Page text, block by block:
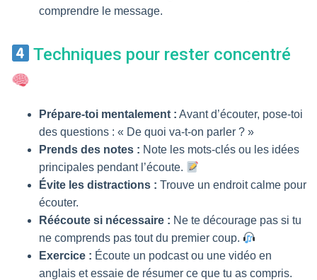
comprendre le message.
Techniques pour rester concentré
Prépare-toi mentalement : Avant d’écouter, pose-toi
des questions : « De quoi va-t-on parler ? »
Prends des notes : Note les mots-clés ou les idées
principales pendant l’écoute.
Évite les distractions : Trouve un endroit calme pour
écouter.
Réécoute si nécessaire : Ne te décourage pas si tu
ne comprends pas tout du premier coup.
Exercice : Écoute un podcast ou une vidéo en
anglais et essaie de résumer ce que tu as compris.